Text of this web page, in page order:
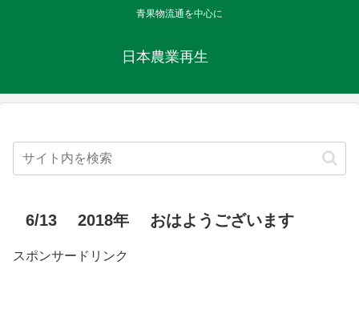
青果物流通を中心に
日本農業再生
6/13 2018年 おはようございます
スポンサードリンク